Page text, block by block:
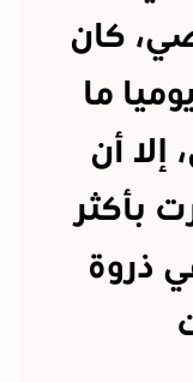
كان
ما
سفن، إلا أن
بأكثر
في ذروة